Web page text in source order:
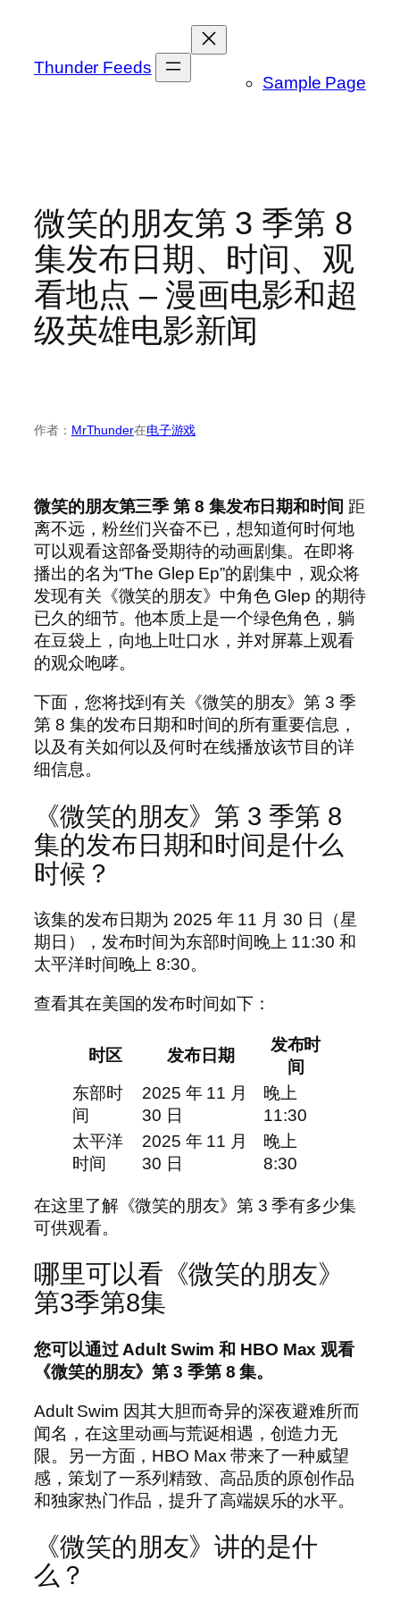
Thunder Feeds
Sample Page
微笑的朋友第 3 季第 8
集发布日期、时间、观
看地点 – 漫画电影和超
级英雄电影新闻
作者： MrThunder在电子游戏
微笑的朋友第三季 第 8 集发布日期和时间 距
离不远，粉丝们兴奋不已，想知道何时何地
可以观看这部备受期待的动画剧集。在即将
播出的名为“The Glep Ep”的剧集中，观众将
发现有关《微笑的朋友》中角色 Glep 的期待
已久的细节。他本质上是一个绿色角色，躺
在豆袋上，向地上吐口水，并对屏幕上观看
的观众咆哮。
下面，您将找到有关《微笑的朋友》第 3 季
第 8 集的发布日期和时间的所有重要信息，
以及有关如何以及何时在线播放该节目的详
细信息。
《微笑的朋友》第 3 季第 8
集的发布日期和时间是什么
时候？
该集的发布日期为 2025 年 11 月 30 日（星
期日），发布时间为东部时间晚上 11:30 和
太平洋时间晚上 8:30。
查看其在美国的发布时间如下：
时区 发布日期
发布时
间
东部时
间
2025 年 11 月
30 日
晚上
11:30
太平洋
时间
2025 年 11 月
30 日
晚上
8:30
在这里了解《微笑的朋友》第 3 季有多少集
可供观看。
哪里可以看《微笑的朋友》
第3季第8集
您可以通过 Adult Swim 和 HBO Max 观看
《微笑的朋友》第 3 季第 8 集。
Adult Swim 因其大胆而奇异的深夜避难所而
闻名，在这里动画与荒诞相遇，创造力无
限。另一方面，HBO Max 带来了一种威望
感，策划了一系列精致、高品质的原创作品
和独家热门作品，提升了高端娱乐的水平。
《微笑的朋友》讲的是什
么？